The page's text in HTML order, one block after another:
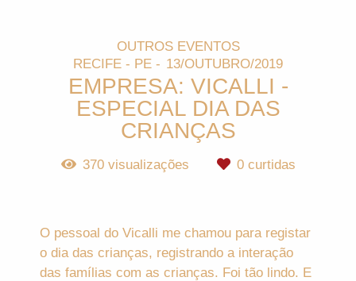
OUTROS EVENTOS
RECIFE - PE
13/OUTUBRO/2019
EMPRESA: VICALLI -
ESPECIAL DIA DAS
CRIANÇAS
370visualizações 0curtidas
O pessoal do Vicalli me chamou para registar
o dia das crianças, registrando a interação
das famílias com as crianças. Foi tão lindo. E